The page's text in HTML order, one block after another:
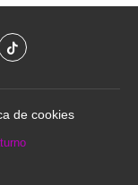
de cookies